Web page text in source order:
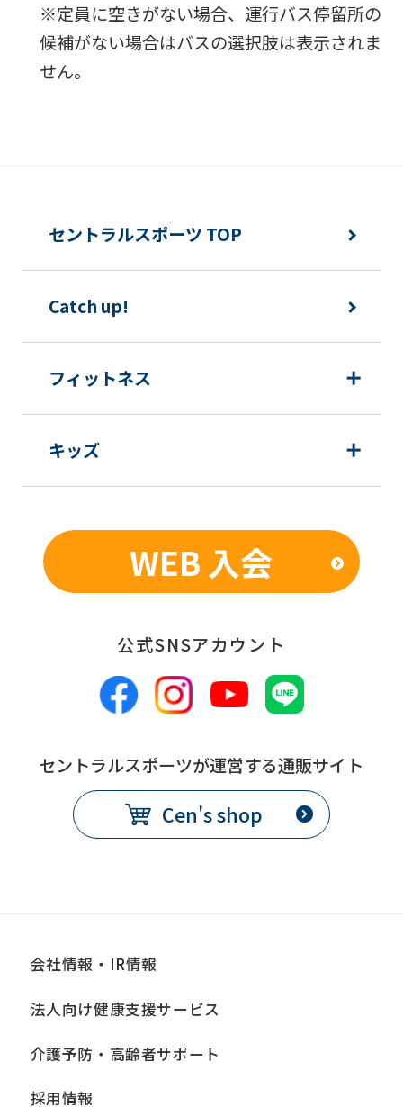
※定員に空きがない場合、運行バス停留所の
候補がない場合はバスの選択肢は表示されま
せん。
セントラルスポーツ TOP
Catch up!
フィットネス
キッズ
WEB 入会
公式SNSアカウント
セントラルスポーツが運営する通販サイト
Cen's shop
会社情報・IR情報
法人向け健康支援サービス
介護予防・高齢者サポート
採用情報